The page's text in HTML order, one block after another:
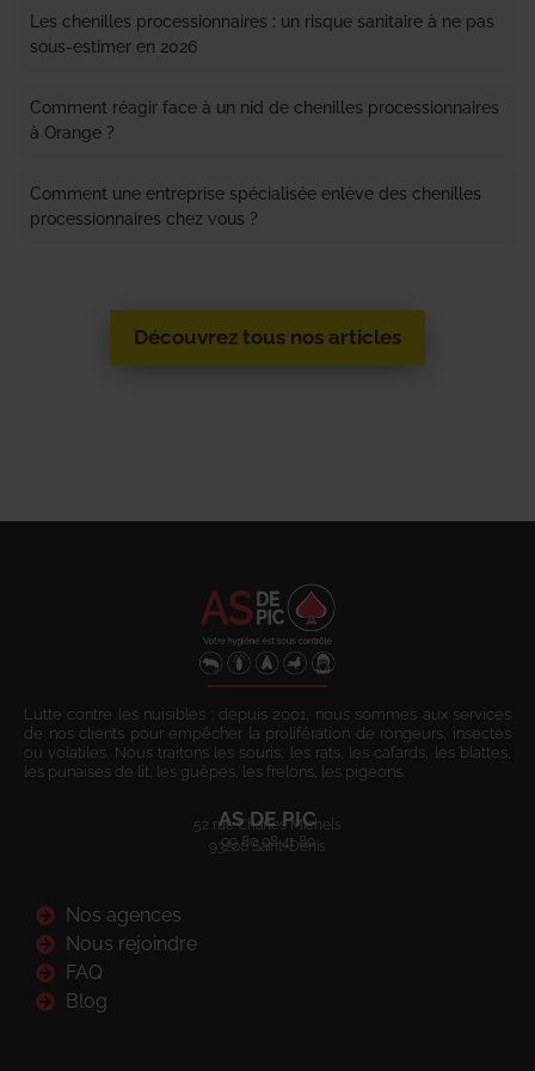
Les chenilles processionnaires : un risque sanitaire à ne pas
sous-estimer en 2026
Comment réagir face à un nid de chenilles processionnaires
à Orange ?
Comment une entreprise spécialisée enlève des chenilles
processionnaires chez vous ?
Découvrez tous nos articles
Lutte contre les nuisibles : depuis 2001, nous sommes aux services
de nos clients pour empêcher la prolifération de rongeurs, insectes
ou volatiles. Nous traitons les souris, les rats, les cafards, les blattes,
les punaises de lit, les guêpes, les frelons, les pigeons.
AS DE PIC
52 rue Charles Michels
93200 Saint-Denis
09 80 08 41 80
Nos agences
Nous rejoindre
FAQ
Blog